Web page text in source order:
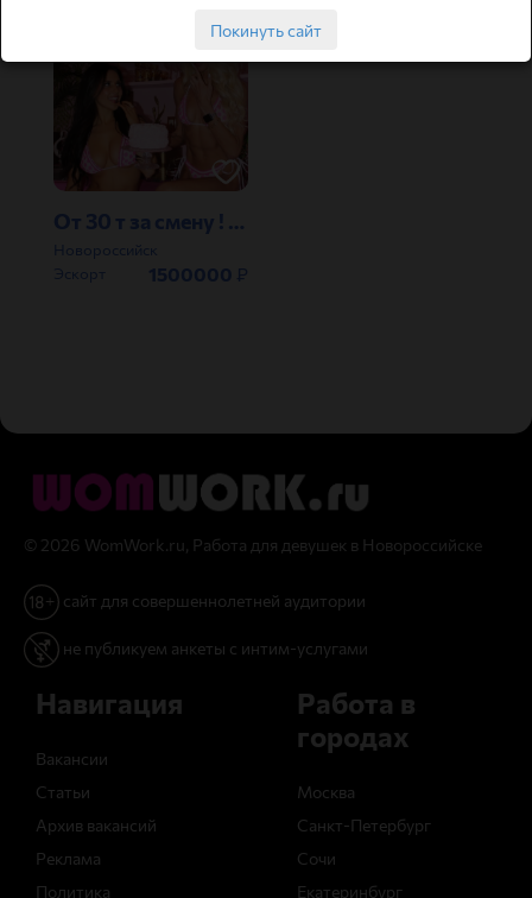
1500000 ₽
От 30 т за смену ! НОВОРОССИЙСК ! Много военных и моряков !
Новороссийск
Эскорт
© 2026 WomWork.ru, Работа для девушек в Новороссийске
сайт для совершеннолетней аудитории
не публикуем анкеты с интим-услугами
Навигация
Вакансии
Статьи
Архив вакансий
Реклама
Политика
Работа в
городах
Москва
Санкт-Петербург
Сочи
Екатеринбург
Покинуть сайт